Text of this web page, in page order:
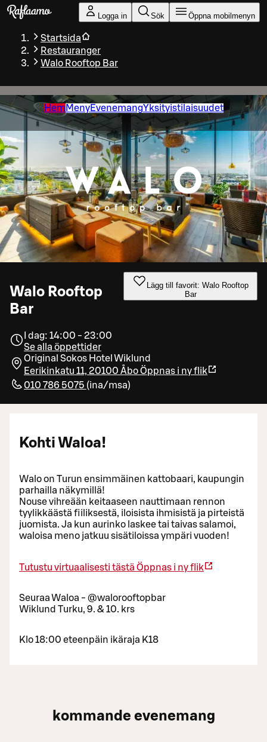
Gå till huvudinnehållet
Logga in Sök Öppna mobilmenyn
Startsida
Restauranger
Walo Rooftop Bar
Hem MenyEvenemangYksityistilaisuudet
Walo Rooftop
Bar
Lägg till favorit: Walo Rooftop
Bar
I dag: 14:00 - 23:00
Se alla öppettider
Original Sokos Hotel Wiklund
Eerikinkatu 11, 20100 ÅboÖppnas i ny flik
010 786 5075 (ina/msa)
Kohti Waloa!
Walo on Turun ensimmäinen kattobaari, kaupungin
parhailla näkymillä!
Nouse vihreään keitaaseen nauttimaan rennon
tyylikkäästä fiiliksestä, iloisista ihmisistä ja pirteistä
juomista. Ja kun aurinko laskee tai taivas salamoi,
waloisa meno jatkuu sisätiloissa ympäri vuoden!
Tutustu virtuaalisesti tästä Öppnas i ny flik
Seuraa Waloa - @walorooftopbar
Wiklund Turku, 9. & 10. krs
Klo 18:00 eteenpäin ikäraja K18
kommande evenemang